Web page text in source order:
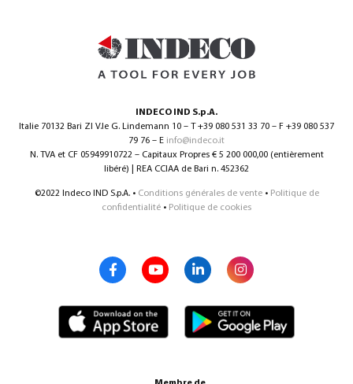
INDECO IND S.p.A.
Italie 70132 Bari ZI V.le G. Lindemann 10 – T +39 080 531 33 70 – F +39 080 537
79 76 – E info@indeco.it
N. TVA et CF 05949910722 – Capitaux Propres € 5 200 000,00 (entièrement
libéré) | REA CCIAA de Bari n. 452362
©2022 Indeco IND S.p.A. • Conditions générales de vente• Politique de
confidentialité • Politique de cookies